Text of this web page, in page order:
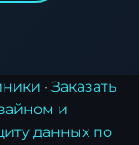
·Заказать
и
данных по
плана